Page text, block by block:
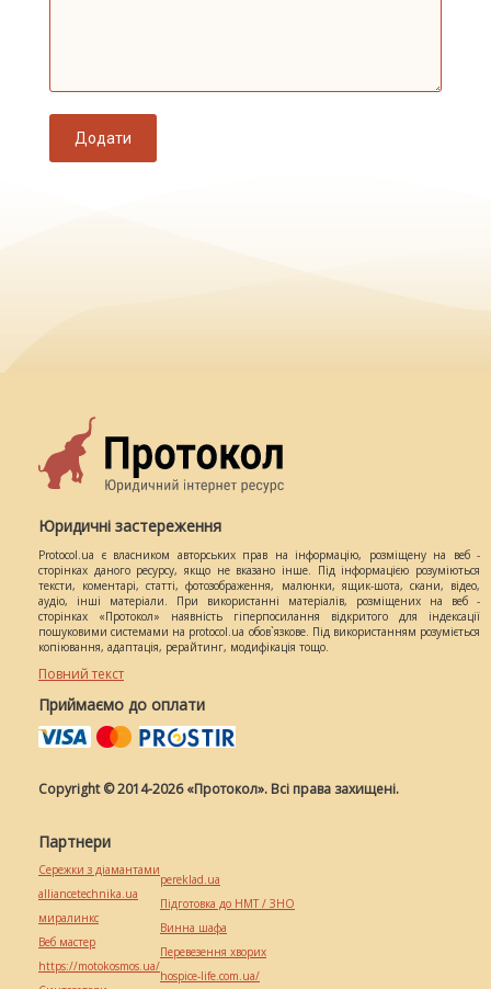
Додати
Юридичні застереження
Protocol.ua є власником авторських прав на інформацію, розміщену на веб -
сторінках даного ресурсу, якщо не вказано інше. Під інформацією розуміються
тексти, коментарі, статті, фотозображення, малюнки, ящик-шота, скани, відео,
аудіо, інші матеріали. При використанні матеріалів, розміщених на веб -
сторінках «Протокол» наявність гіперпосилання відкритого для індексації
пошуковими системами на protocol.ua обов`язкове. Під використанням розуміється
копіювання, адаптація, рерайтинг, модифікація тощо.
Повний текст
Приймаємо до оплати
Copyright © 2014-2026 «Протокол». Всі права захищені.
Партнери
Сережки з діамантами
alliancetechnika.ua
миралинкс
Веб мастер
https://motokosmos.ua/
pereklad.ua
Підготовка до НМТ / ЗНО
Винна шафа
Перевезення хворих
hospice-life.com.ua/